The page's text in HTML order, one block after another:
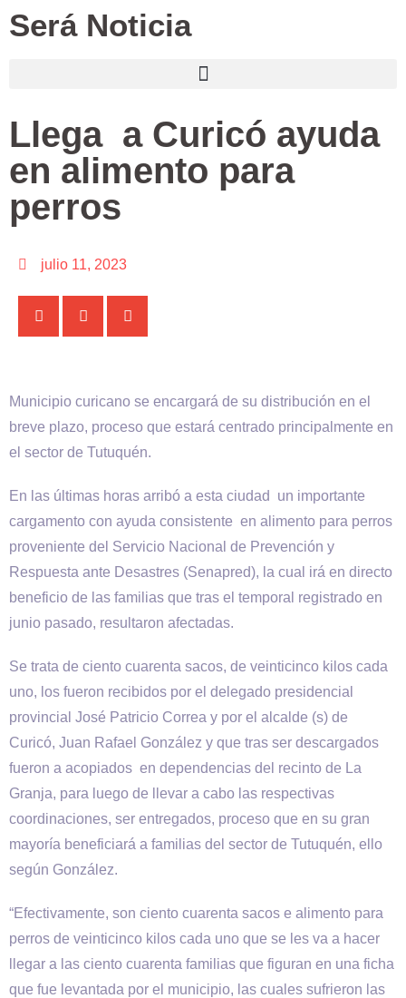
Será Noticia
Llega a Curicó ayuda
en alimento para
perros
julio 11, 2023
Municipio curicano se encargará de su distribución en el
breve plazo, proceso que estará centrado principalmente en
el sector de Tutuquén.
En las últimas horas arribó a esta ciudad un importante
cargamento con ayuda consistente en alimento para perros
proveniente del Servicio Nacional de Prevención y
Respuesta ante Desastres (Senapred), la cual irá en directo
beneficio de las familias que tras el temporal registrado en
junio pasado, resultaron afectadas.
Se trata de ciento cuarenta sacos, de veinticinco kilos cada
uno, los fueron recibidos por el delegado presidencial
provincial José Patricio Correa y por el alcalde (s) de
Curicó, Juan Rafael González y que tras ser descargados
fueron a acopiados en dependencias del recinto de La
Granja, para luego de llevar a cabo las respectivas
coordinaciones, ser entregados, proceso que en su gran
mayoría beneficiará a familias del sector de Tutuquén, ello
según González.
“Efectivamente, son ciento cuarenta sacos e alimento para
perros de veinticinco kilos cada uno que se les va a hacer
llegar a las ciento cuarenta familias que figuran en una ficha
que fue levantada por el municipio, las cuales sufrieron las